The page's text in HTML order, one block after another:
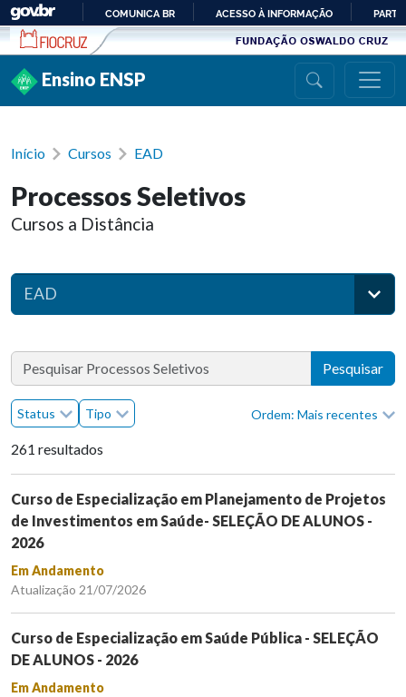
Ir para conteúdo
PARA
COMUNICA BR ACESSO À INFORMAÇÃO
Ensino ENSP
Início Cursos EAD
Processos Seletivos
Cursos a Distância
EAD
Pesquisar
Status Tipo Ordem: Mais recentes
261 resultados
Curso de Especialização em Planejamento de Projetos
de Investimentos em Saúde- SELEÇÃO DE ALUNOS -
2026
Em Andamento
Atualização 21/07/2026
Curso de Especialização em Saúde Pública - SELEÇÃO
DE ALUNOS - 2026
Em Andamento